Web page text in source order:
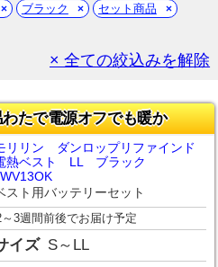
ブラック セット商品
× 全ての絞込みを解除
たで電源オフでも暖か
リリン ダンロップリファインド
熱ベスト LL ブラック
スト用バッテリーセット
3週間前後でお届け予定
イズ S～LL